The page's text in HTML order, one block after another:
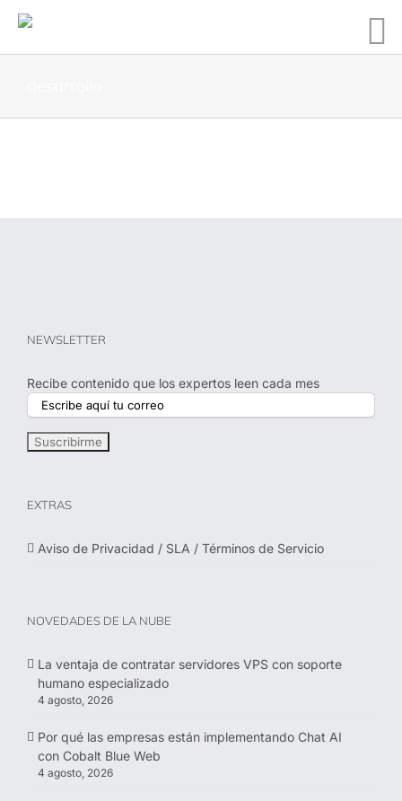
NEWSLETTER
Recibe contenido que los expertos leen cada mes
EXTRAS
Aviso de Privacidad / SLA / Términos de Servicio
NOVEDADES DE LA NUBE
La ventaja de contratar servidores VPS con soporte
humano especializado
4 agosto, 2026
Por qué las empresas están implementando Chat AI
con Cobalt Blue Web
4 agosto, 2026